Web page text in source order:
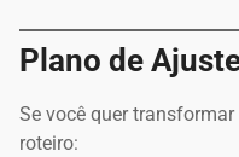
Plano de
Se você quer
roteiro: